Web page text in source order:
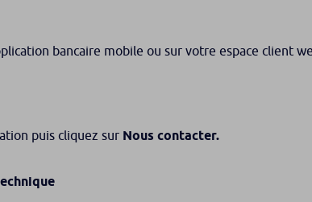
bancaire mobile ou sur votre espace client
puis cliquez sur Nous contacter.